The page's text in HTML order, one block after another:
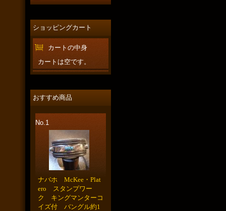
ショッピングカート
カートの中身
カートは空です。
おすすめ商品
No.1
ナバホ McKee・Plat
ero スタンプワー
ク キングマンターコ
イズ付 バングル約1